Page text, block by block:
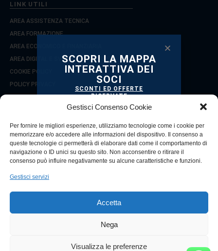
Gestisci Consenso Cookie
Per fornire le migliori esperienze, utilizziamo tecnologie come i cookie per
memorizzare e/o accedere alle informazioni del dispositivo. Il consenso a
queste tecnologie ci permetterà di elaborare dati come il comportamento di
navigazione o ID unici su questo sito. Non acconsentire o ritirare il
consenso può influire negativamente su alcune caratteristiche e funzioni.
Gestisci servizi
Accetta
Nega
Visualizza le preferenze
LINK UTILI
AREA ASSISTENZA TECNICA
AREA FORMAZIONE
AREA ECONOMICO E FINANZIARIA
AREA DIGITAL E SVILUPPO D’IMPRESA
COOKIE POLICY
POLICY PRIVACY
SEGUICI SU
© 2021 Copyright Confcommercio Reggio Calabria
CF 80003010800
Powered by
SCOPRI LA MAPPA
INTERATTIVA DEI
SOCI
SCONTI ED OFFERTE
RISERVATE
TI STANNO ASPETTANDO!
VAI ALLA MAPPA